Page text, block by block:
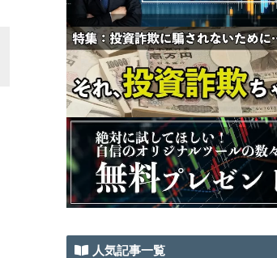
人気記事一覧